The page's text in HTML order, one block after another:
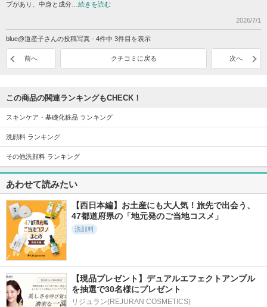
プがあり、中身と成分…続きを読む
2026/7/1
blue@道産子さんの投稿写真 - 4件中 3件目を表示
前へ クチコミに戻る 次へ
この商品の関連ランキングもCHECK！
スキンケア・基礎化粧品 ランキング
洗顔料 ランキング
その他洗顔料 ランキング
あわせて読みたい
【西日本編】お土産にも大人気！旅先で出会う、
47都道府県の「地元発のご当地コスメ」
洗顔料
【現品プレゼント】デュアルエフェクトアンプル
を抽選で30名様にプレゼント
リジュラン(REJURAN COSMETICS)